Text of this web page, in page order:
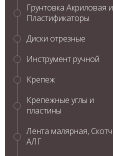
Грунтовка Акриловая и
Пластификаторы
Диски отрезные
Инструмент ручной
Крепеж
Крепежные углы и
пластины
Лента малярная, Скотч
АЛГ